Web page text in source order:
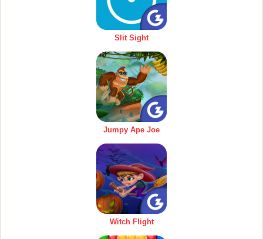
Slit Sight
Jumpy Ape Joe
Witch Flight